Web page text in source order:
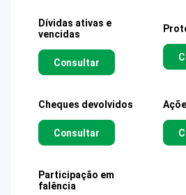
Dívidas ativas e
vencidas
Consultar
Cheques devolvidos
Consultar
Participação em
falência